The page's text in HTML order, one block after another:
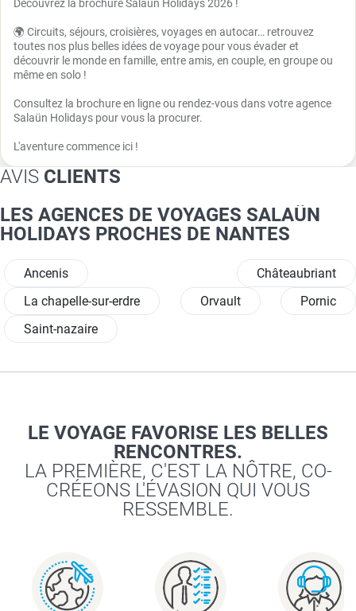
Découvrez la brochure Salaün Holidays 2026 !
🌍 Circuits, séjours, croisières, voyages en autocar… retrouvez
toutes nos plus belles idées de voyage pour vous évader et
découvrir le monde en famille, entre amis, en couple, en groupe ou
même en solo !
Consultez la brochure en ligne ou rendez-vous dans votre agence
Salaün Holidays pour vous la procurer.
L'aventure commence ici !
AVIS CLIENTS
LES AGENCES DE VOYAGES SALAÜN
HOLIDAYS PROCHES DE NANTES
Ancenis
Châteaubriant
La chapelle-sur-erdre
Orvault
Pornic
Saint-nazaire
LE VOYAGE FAVORISE LES BELLES
RENCONTRES.
LA PREMIÈRE, C'EST LA NÔTRE, CO-
CRÉEONS L'ÉVASION QUI VOUS
RESSEMBLE.